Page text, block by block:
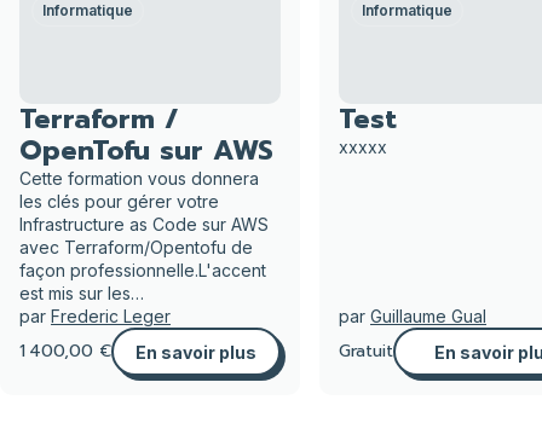
Informatique
Terraform /
OpenTofu sur AWS
Cette formation vous donnera
les clés pour gérer votre
Infrastructure as Code sur AWS
avec Terraform/Opentofu de
façon professionnelle.L'accent
est mis sur les…
par Frederic Leger
1 400,00 € En savoir plus
Informatique
Test
xxxxx
par Guillaume Gual
Gratuit En savoir